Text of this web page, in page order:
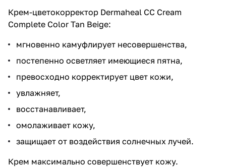
Крем-цветокорректор Dermaheal CC Cream
Complete Color Tan Beige:
мгновенно камуфлирует несовершенства,
постепенно осветляет имеющиеся пятна,
превосходно корректирует цвет кожи,
увлажняет,
восстанавливает,
омолаживает кожу,
защищает от воздействия солнечных лучей.
Крем максимально совершенствует кожу.